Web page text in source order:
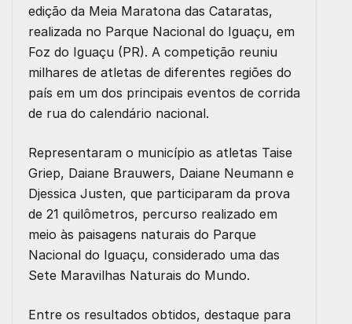
edição da Meia Maratona das Cataratas,
realizada no Parque Nacional do Iguaçu, em
Foz do Iguaçu (PR). A competição reuniu
milhares de atletas de diferentes regiões do
país em um dos principais eventos de corrida
de rua do calendário nacional.
Representaram o município as atletas Taise
Griep, Daiane Brauwers, Daiane Neumann e
Djessica Justen, que participaram da prova
de 21 quilômetros, percurso realizado em
meio às paisagens naturais do Parque
Nacional do Iguaçu, considerado uma das
Sete Maravilhas Naturais do Mundo.
Entre os resultados obtidos, destaque para